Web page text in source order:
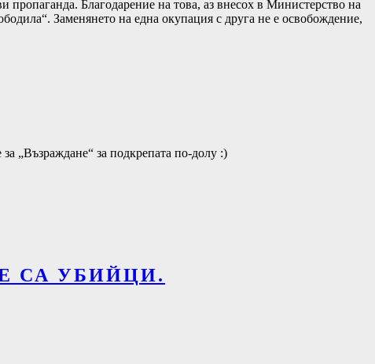
Благодарение на това, аз внесох в Министерство на
Заменянето на една окупация с друга не е освобождение,
„Възраждане“ за подкрепата по-долу :)
СА УБИЙЦИ.